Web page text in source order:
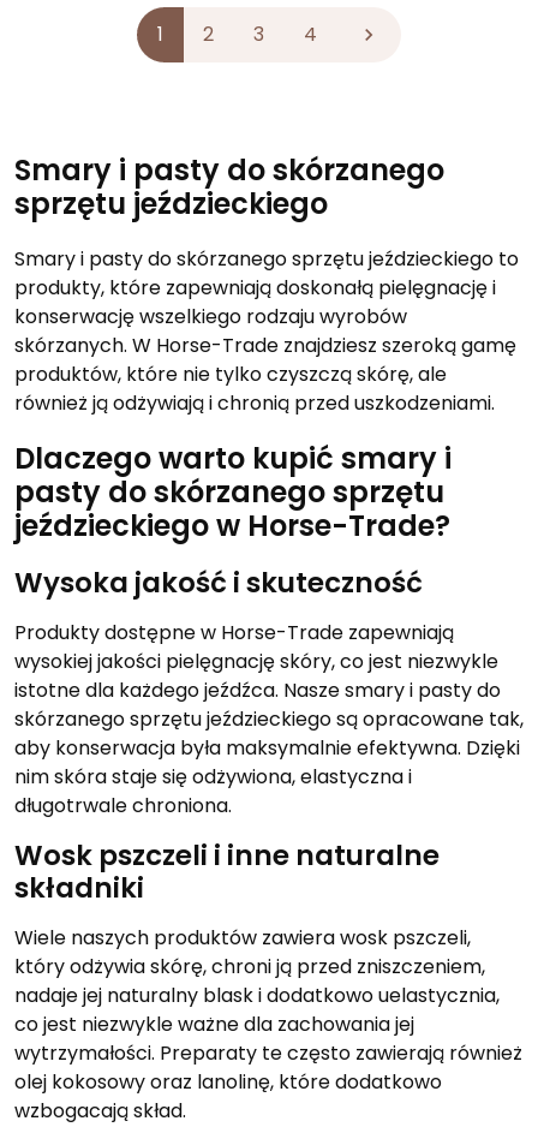
1 2 3 4 
Smary i pasty do skórzanego
sprzętu jeździeckiego
Smary i pasty do skórzanego sprzętu jeździeckiego to
produkty, które zapewniają doskonałą pielęgnację i
konserwację wszelkiego rodzaju wyrobów
skórzanych. W Horse-Trade znajdziesz szeroką gamę
produktów, które nie tylko czyszczą skórę, ale
również ją odżywiają i chronią przed uszkodzeniami.
Dlaczego warto kupić smary i
pasty do skórzanego sprzętu
jeździeckiego w Horse-Trade?
Wysoka jakość i skuteczność
Produkty dostępne w Horse-Trade zapewniają
wysokiej jakości pielęgnację skóry, co jest niezwykle
istotne dla każdego jeźdźca. Nasze smary i pasty do
skórzanego sprzętu jeździeckiego są opracowane tak,
aby konserwacja była maksymalnie efektywna. Dzięki
nim skóra staje się odżywiona, elastyczna i
długotrwale chroniona.
Wosk pszczeli i inne naturalne
składniki
Wiele naszych produktów zawiera wosk pszczeli,
który odżywia skórę, chroni ją przed zniszczeniem,
nadaje jej naturalny blask i dodatkowo uelastycznia,
co jest niezwykle ważne dla zachowania jej
wytrzymałości. Preparaty te często zawierają również
olej kokosowy oraz lanolinę, które dodatkowo
wzbogacają skład.